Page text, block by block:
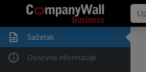
Sažetak
Osnovne informacije